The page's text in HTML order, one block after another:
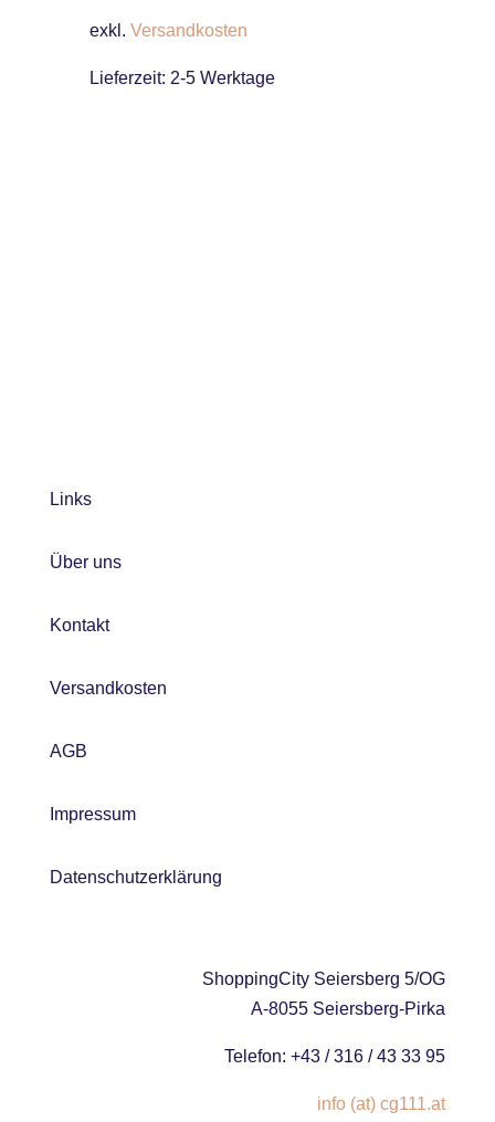
exkl. Versandkosten
Lieferzeit: 2-5 Werktage
Links
Über uns
Kontakt
Versandkosten
AGB
Impressum
Datenschutzerklärung
ShoppingCity Seiersberg 5/OG
A-8055 Seiersberg-Pirka
Telefon: +43 / 316 / 43 33 95
info (at) cg111.at